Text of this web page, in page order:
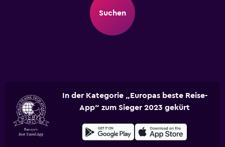
Suchen
In der Kategorie „Europas beste Reise-
App“ zum Sieger 2023 gekürt